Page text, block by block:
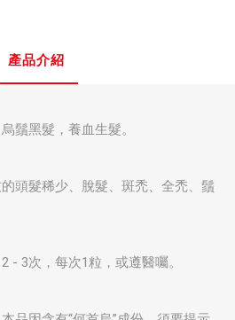
產品介紹
鬚黑髮，養血生髮。
頭髮稀少、脫髮、斑禿、全禿、鬚
- 3次，每次1粒，或遵醫囑。